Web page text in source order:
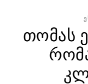
თომას